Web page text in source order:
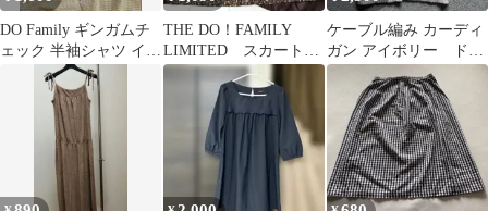
DO Family ギンガムチ
ェック 半袖シャツ イエ
ロー 日本製 Mサイズ
THE DO！FAMILY
LIMITED スカート
花柄 茶色 M 夏用
ケーブル編み カーディ
ガン アイボリー ドゥ
ファミリ